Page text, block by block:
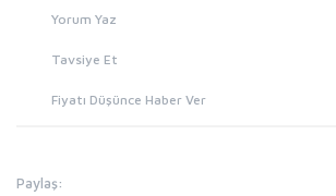
Yorum Yaz
Tavsiye Et
Fiyatı Düşünce Haber Ver
Paylaş: